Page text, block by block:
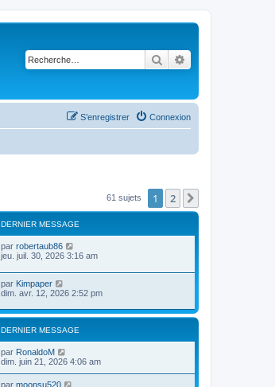
Rechercher
Connexion
S’enregistrer
61 sujets 1 2
DERNIER MESSAGE
par robertaub86
jeu. juil. 30, 2026 3:16 am
par Kimpaper
dim. avr. 12, 2026 2:52 pm
DERNIER MESSAGE
par RonaldoM
dim. juin 21, 2026 4:06 am
par moonsu520